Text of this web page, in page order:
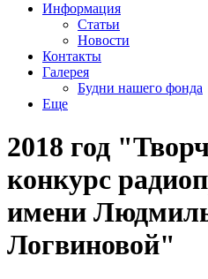
Информация
Статьи
Новости
Контакты
Галерея
Будни нашего фонда
Еще
2018 год
конкурс
имени
Логвиновой"